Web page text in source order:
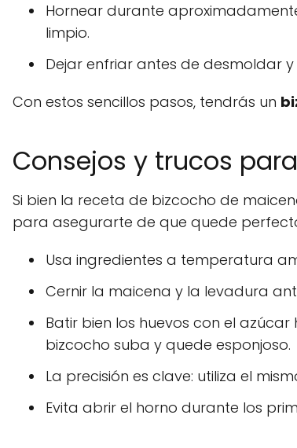
Hornear durante
limpio.
Dejar enfriar antes de desmoldar y
Con estos sencillos pasos, tendrás un
Consejos y trucos
Si bien la receta de bizcocho de
para asegurarte de que quede
Usa ingredientes a temperatura
Cernir la maicena y la levadura
Batir bien los huevos con el
bizcocho suba y quede esponjoso.
La precisión es clave: utiliza el
Evita abrir el horno durante los